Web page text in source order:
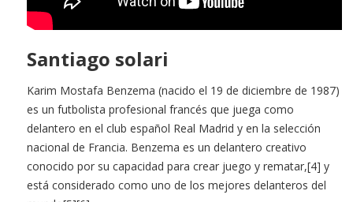
Santiago solari
Karim Mostafa Benzema (nacido el 19 de diciembre de 1987)
es un futbolista profesional francés que juega como
delantero en el club español Real Madrid y en la selección
nacional de Francia. Benzema es un delantero creativo
conocido por su capacidad para crear juego y rematar,[4] y
está considerado como uno de los mejores delanteros del